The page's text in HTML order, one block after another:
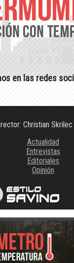
en las redes
Christian Skrilec
Actualidad
Entrevistas
Editoriales
Opinión